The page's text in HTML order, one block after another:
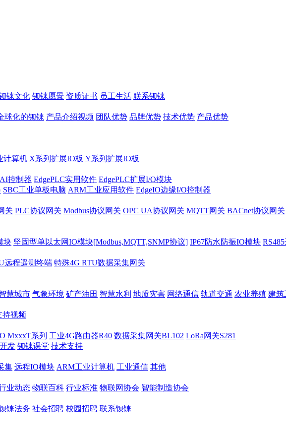
铼文化 钡铼愿景 资质证书 员工生活 联系钡铼
球化的钡铼 产品介绍视频 团队优势 品牌优势 技术优势 产品优势
计算机 X系列扩展IO板 Y系列扩展IO板
控制器 EdgePLC实用软件 EdgePLC扩展I/O模块
SBC工业单板电脑 ARM工业应用软件 EdgeIO边缘I/O控制器
关 PLC协议网关 Modbus协议网关 OPC UA协议网关 MQTT网关 BACnet协议网关
块 坚固型单以太网IO模块[Modbus,MQTT,SNMP协议] IP67防水防振IO模块
远程遥测终端 特殊4G RTU数据采集网关
慧城市 气象环境 矿产油田 智慧水利 地质灾害 网络通信 轨道交通 农业养殖 建筑
持视频
MxxxT系列 工业4G路由器R40 数据采集网关BL102 LoRa网关S281
发 钡铼课堂 技术支持
集 远程IO模块 ARM工业计算机 工业通信 其他
业动态 物联百科 行业标准 物联网协会 智能制造协会
铼法务 社会招聘 校园招聘 联系钡铼